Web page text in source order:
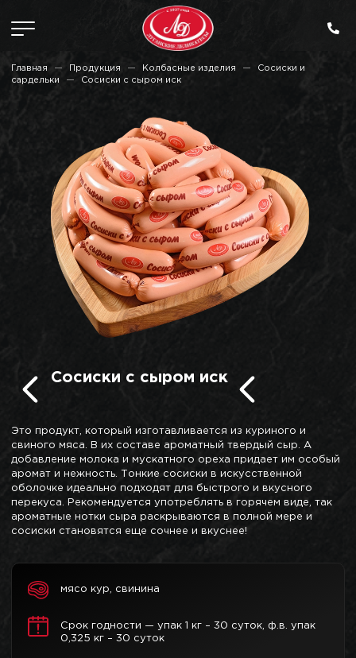
Главная Продукция Колбасные изделия
Сосиски и
сардельки
Сосиски с сыром иск
Сосиски с сыром иск
Это продукт, который изготавливается из куриного и
свиного мяса. В их составе ароматный твердый сыр. А
добавление молока и мускатного ореха придает им особый
аромат и нежность. Тонкие сосиски в искусственной
оболочке идеально подходят для быстрого и вкусного
перекуса. Рекомендуется употреблять в горячем виде, так
ароматные нотки сыра раскрываются в полной мере и
сосиски становятся еще сочнее и вкуснее!
мясо кур, свинина
Срок годности — упак 1 кг – 30 суток, ф.в. упак
0,325 кг – 30 суток